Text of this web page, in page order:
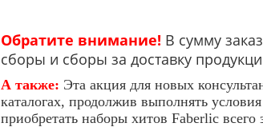
Обратите внимание! В сумму
сборы и сборы за доставку
А также: Эта акция для новых
каталогах, продолжив выполнять условия
приобретать наборы хитов Faberlic всего